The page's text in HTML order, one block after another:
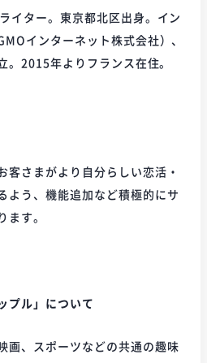
イター。東京都北区出身。イン
インターネット株式会社）、
。2015年よりフランス在住。
客さまがより自分らしい恋活・
よう、機能追加など積極的にサ
ます。
プル」について
画、スポーツなどの共通の趣味